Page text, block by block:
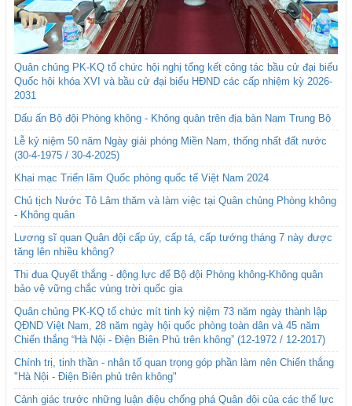
Quân chủng PK-KQ tổ chức hội nghị tổng kết công tác bầu cử đại biểu
Quốc hội khóa XVI và bầu cử đại biểu HĐND các cấp nhiệm kỳ 2026-
2031
Dấu ấn Bộ đội Phòng không - Không quân trên địa bàn Nam Trung Bộ
Lễ kỷ niệm 50 năm Ngày giải phóng Miền Nam, thống nhất đất nước
(30-4-1975 / 30-4-2025)
Khai mạc Triển lãm Quốc phòng quốc tế Việt Nam 2024
Chủ tịch Nước Tô Lâm thăm và làm việc tại Quân chủng Phòng không
- Không quân
Lương sĩ quan Quân đội cấp úy, cấp tá, cấp tướng tháng 7 này được
tăng lên nhiều không?
Thi đua Quyết thắng - động lực để Bộ đội Phòng không-Không quân
bảo vệ vững chắc vùng trời quốc gia
Quân chủng PK-KQ tổ chức mít tinh kỷ niệm 73 năm ngày thành lập
QĐND Việt Nam, 28 năm ngày hội quốc phòng toàn dân và 45 năm
Chiến thắng “Hà Nội - Điện Biên Phủ trên không” (12-1972 / 12-2017)
Chính trị, tinh thần - nhân tố quan trọng góp phần làm nên Chiến thắng
"Hà Nội - Điện Biên phủ trên không"
Cảnh giác trước những luận điệu chống phá Quân đội của các thế lực